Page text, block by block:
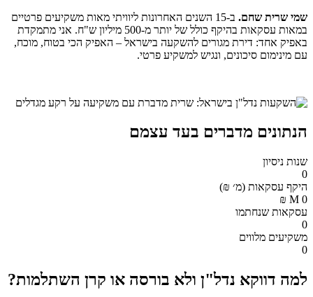
שמי שרית שחם.
ב-15 השנים האחרונות ליוויתי מאות משקיעים פרטיים
במאות עסקאות בהיקף כולל של יותר מ-500 מיליון ש"ח. אני מתמקדת
באפיק אחד: דירת מגורים להשקעה בישראל – האפיק הכי בטוח, מוכח,
עם מינימום סיכונים, ונגיש למשקיע פרטי.
הנתונים מדברים בעד עצמם
שנות ניסיון
0
היקף עסקאות (מ׳ ₪)
M 0
₪
עסקאות שנחתמו
0
משקיעים מלווים
0
למה דווקא נדל"ן ולא בורסה או קרן השתלמות?